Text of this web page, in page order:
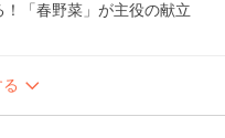
！「春野菜」が主役の献立